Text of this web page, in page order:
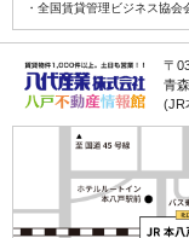
・全国賃貸管理ビジネス協会
〒
青
(JR